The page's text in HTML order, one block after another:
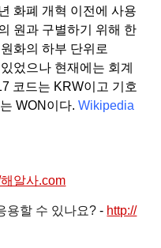
화폐 개혁 이전에 사용
원과 구별하기 위해 한
화의 하부 단위로
었으나 현재에는 회계
코드는 KRW이고 기호
WON이다.Wikipedia
해알사.com
용할 수 있나요? - http://